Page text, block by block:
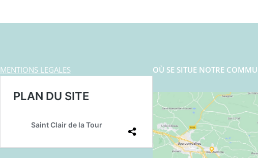
MENTIONS LEGALES OÙ SE SITUE NOTRE